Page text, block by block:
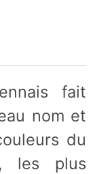
nom et
du
les plus